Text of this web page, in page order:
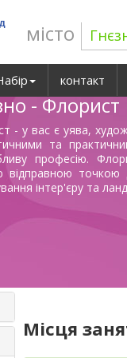
місто
контакт
- Флорист
- у вас є уява,
та
професію.
відправною точкою
інтер'єру та
Місця